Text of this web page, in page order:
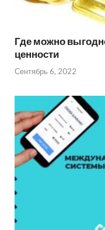
Где можно
ценности
Сентябрь 6, 2022